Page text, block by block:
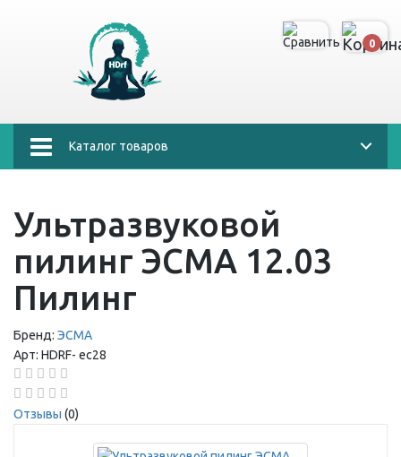
0
Каталог товаров
Ультразвуковой
пилинг ЭСМА 12.03
Пилинг
Бренд: ЭСМА
Арт: HDRF- ес28
Отзывы (0)